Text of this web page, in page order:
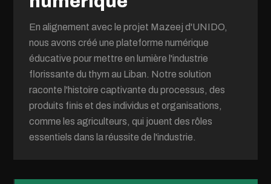
En alignement avec le projet Mazeej d'UNIDO,
nous avons créé une plateforme numérique
éducative pour mettre en lumière l'industrie
florissante du thym au Liban. Notre solution
raconte l'histoire captivante du processus, des
produits finis et des individus et organisations,
comme les agriculteurs, qui jouent des rôles
essentiels dans la réussite de l'industrie.